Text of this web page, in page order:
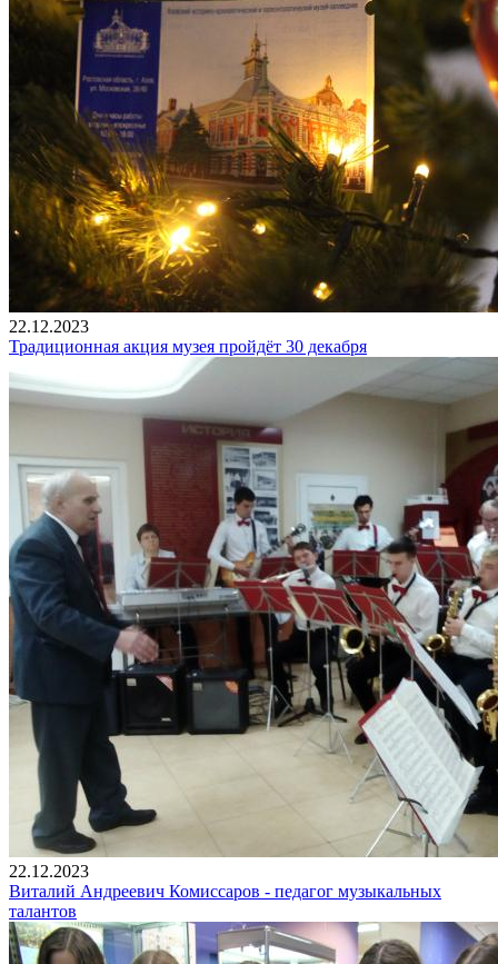
22.12.2023
Традиционная акция музея пройдёт 30 декабря
22.12.2023
Виталий Андреевич Комиссаров - педагог музыкальных
талантов